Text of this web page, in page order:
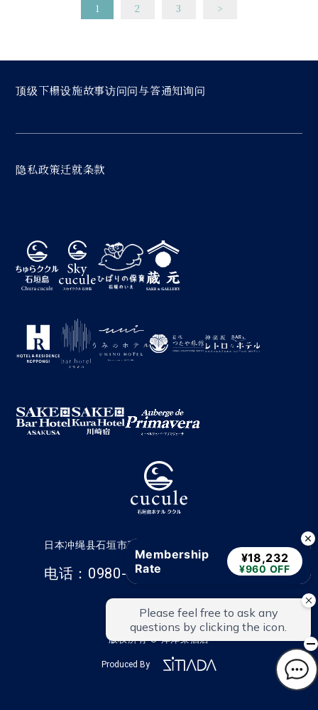
1 2 3 >
日本冲绳县石垣市三崎町 8-1 号（邮编 907-0012
电话：0980-82-3380 联系我们
版权所有 © 库库莱酒店
顶级下榻设施故事访问问与答通知询问
隐私政策迁就条款
Membership
Rate
¥18,232
¥960 OFF